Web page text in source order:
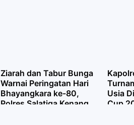
Ziarah dan Tabur Bunga
Warnai Peringatan Hari
Bhayangkara ke-80,
Polres Salatiga Kenang
Usia
Cup